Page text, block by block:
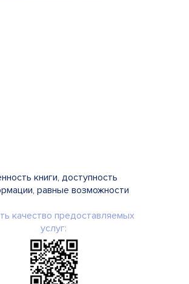
книги, доступность
равные возможности
качество предоставляемых
услуг: